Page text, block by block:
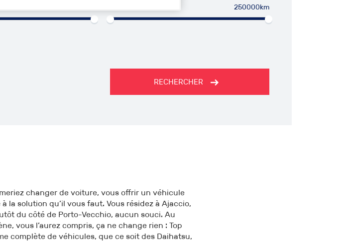
250000km
RECHERCHER
changer de voiture, vous offrir un véhicule
la solution qu’il vous faut. Vous résidez à Ajaccio,
du côté de Porto-Vecchio, aucun souci. Au
vous l’aurez compris, ça ne change rien : Top
complète de véhicules, que ce soit des Daihatsu,